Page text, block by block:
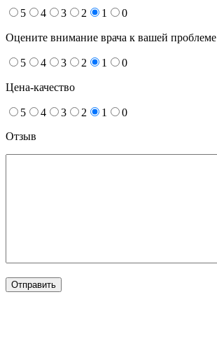
5 4 3 2 1 0
Оцените внимание врача к вашей проблеме
5 4 3 2 1 0
Цена-качество
5 4 3 2 1
0
Отзыв